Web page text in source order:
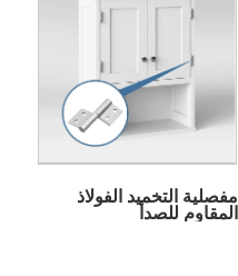
مفصلية التخميد الفولاذ
المقاوم للصدأ